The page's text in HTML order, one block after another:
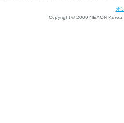
オ
Copyright © 2009 NEXON Korea